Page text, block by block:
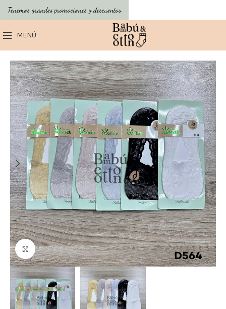
MENÚ
Haga Click para agrandar
Tenemos grandes promociones y descuentos